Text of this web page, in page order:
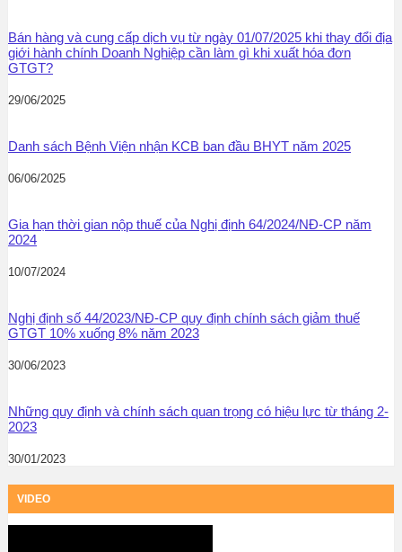
Bán hàng và cung cấp dịch vụ từ ngày 01/07/2025 khi thay đổi địa
giới hành chính Doanh Nghiệp cần làm gì khi xuất hóa đơn
GTGT?
29/06/2025
Danh sách Bệnh Viện nhận KCB ban đầu BHYT năm 2025
06/06/2025
Gia hạn thời gian nộp thuế của Nghị định 64/2024/NĐ-CP năm
2024
10/07/2024
Nghị định số 44/2023/NĐ-CP quy định chính sách giảm thuế
GTGT 10% xuống 8% năm 2023
30/06/2023
Những quy định và chính sách quan trọng có hiệu lực từ tháng 2-
2023
30/01/2023
VIDEO